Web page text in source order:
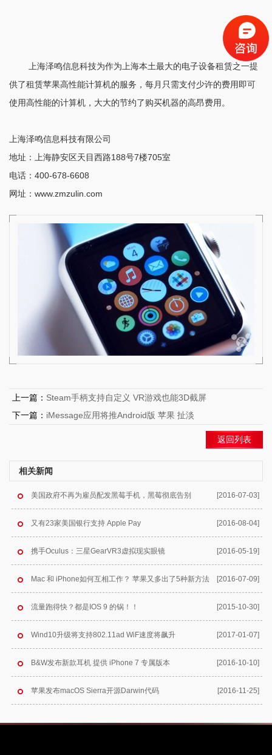
上海泽鸣信息科技为作为上海本土最大的电子设备租赁之一提
供了租赁苹果高性能计算机的服务，每月只需支付少许的费用即可
使用高性能的计算机，大大的节约了购买机器的高昂费用。
上海泽鸣信息科技有限公司
地址：上海静安区天目西路188号7楼705室
电话：400-678-6608
网址：www.zmzulin.com
上一篇： Steam手柄支持自定义 VR游戏也能3D截屏
下一篇： iMessage应用将推Android版 苹果 扯淡
返回列表
相关新闻
美国政府不再为雇员配发黑莓手机，黑莓彻底告别 [2016-07-03]
又有23家美国银行支持 Apple Pay [2016-08-04]
携手Oculus：三星GearVR3虚拟现实眼镜 [2016-05-19]
Mac 和 iPhone如何互相工作？ 苹果又多出了5种新方法 [2016-07-09]
流量跑得快？都是IOS 9 的锅！！ [2015-10-30]
Wind10升级将支持802.11ad WiF速度将飙升 [2017-01-07]
B&W发布新款耳机 提供 iPhone 7 专属版本 [2016-10-10]
苹果发布macOS Sierra开源Darwin代码 [2016-11-25]